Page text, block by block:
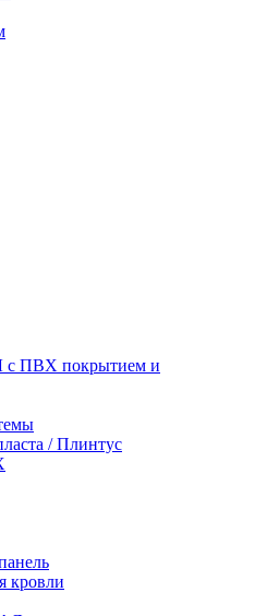
с ПВХ покрытием и
/ Плинтус
кровли